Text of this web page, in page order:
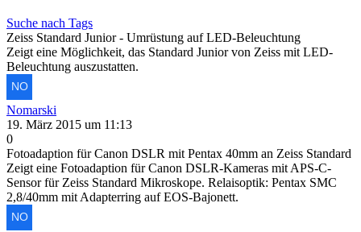
Suche nach Tags
Zeiss Standard Junior - Umrüstung auf LED-Beleuchtung
Zeigt eine Möglichkeit, das Standard Junior von Zeiss mit LED-
Beleuchtung auszustatten.
Nomarski
19. März 2015 um 11:13
0
Fotoadaption für Canon DSLR mit Pentax 40mm an Zeiss Standard
Zeigt eine Fotoadaption für Canon DSLR-Kameras mit APS-C-
Sensor für Zeiss Standard Mikroskope. Relaisoptik: Pentax SMC
2,8/40mm mit Adapterring auf EOS-Bajonett.